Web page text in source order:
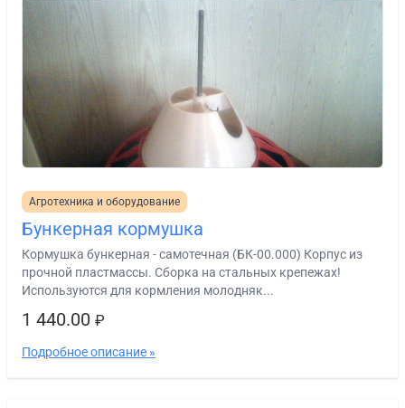
Агротехника и оборудование
Бункерная кормушка
Кормушка бункерная - самотечная (БК-00.000) Корпус из
прочной пластмассы. Сборка на стальных крепежах!
Используются для кормления молодняк...
1 440.00 ₽
Подробное описание »